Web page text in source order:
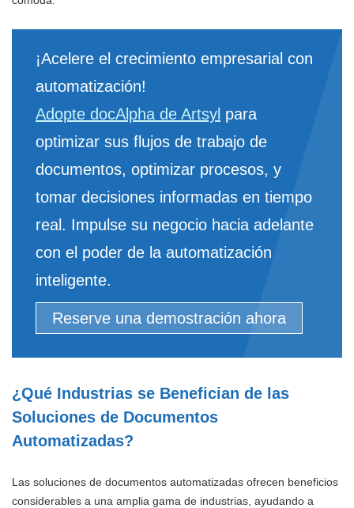
¡Acelere el crecimiento empresarial con
automatización!
Adopte docAlpha de Artsyl para
optimizar sus flujos de trabajo de
documentos, optimizar procesos, y
tomar decisiones informadas en tiempo
real. Impulse su negocio hacia adelante
con el poder de la automatización
inteligente.
Reserve una demostración ahora
¿Qué Industrias se Benefician de las
Soluciones de Documentos
Automatizadas?
Las soluciones de documentos automatizadas ofrecen beneficios
considerables a una amplia gama de industrias, ayudando a